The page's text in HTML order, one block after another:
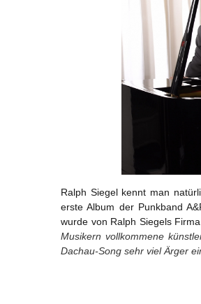
Ralph Siegel kennt man
erste Album der Punkband
wurde von Ralph Siegels
Musikern vollkommene
Dachau-Song sehr viel Ärger